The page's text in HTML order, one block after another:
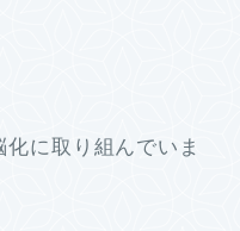
に取り組んでいま